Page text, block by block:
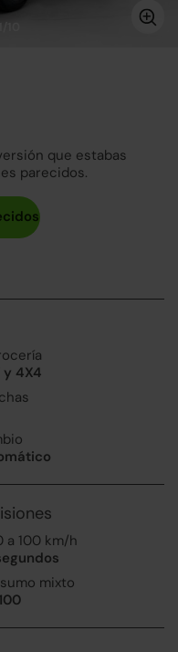
que estabas
parecidos.
y 4X4
a 100 km/h
mixto